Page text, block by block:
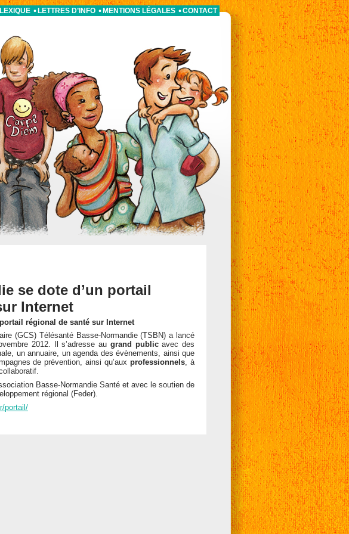
LEXIQUE LETTRES D’INFO MENTIONS LÉGALES CONTACT
se dote d’un portail
Internet
régional de santé sur Internet
(GCS) Télésanté Basse-Normandie (TSBN) a lancé
2012. Il s’adresse au grand publicavec des
un annuaire, un agenda des évènements, ainsi que
de prévention, ainsi qu’auxprofessionnels, à
Basse-Normandie Santé et avec le soutien de
régional (Feder).
portail/